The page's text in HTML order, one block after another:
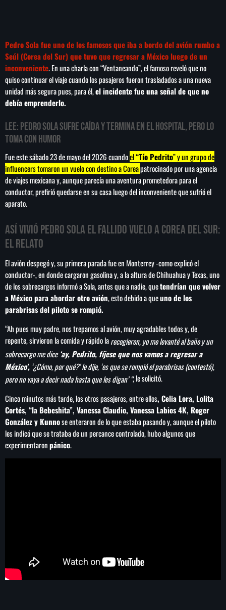
PROGRAMACIÓN keyboard_arrow_down
LOCUCIÓN (TALENTO AL AIRE)
RANKING
COMUNÍCATE
PUBLICIDAD
SEARCH
SEARCH
NOTAS
despojo de inmueble en la Del Valle
Liderazgo de la ONU: América Latina expone
planes de reforma
México vs Panamá Sub-20: dónde ver y a
qué hora es el partido del Premundial de la
Concacaf
Pedro Sola fue uno de los famosos que iba a bordo del avión rumbo a
Seúl (Corea del Sur) que tuvo que regresar a México luego de un
inconveniente. En una charla con “Ventaneando”, el famoso reveló que no
quiso continuar el viaje cuando los pasajeros fueron trasladados a una nueva
unidad más segura pues, para él,el incidente fue una señal de que no
debía emprenderlo.
LEE: Pedro Sola sufre caída y termina en el hospital, pero lo
toma con humor
Fue este sábado 23 de mayo del 2026 cuandoel“Tío Pedrito” y un grupo de
influencers tomaron un vuelo con destino a Coreapatrocinado por una agencia
de viajes mexicana y, aunque parecía una aventura prometedora para el
conductor, prefirió quedarse en su casa luego del inconveniente que sufrió el
aparato.
Así vivió Pedro Sola el fallido vuelo a Corea del Sur:
el relato
El avión despegó y, su primera parada fue en Monterrey -como explicó el
conductor-, en donde cargaron gasolina y, a la altura de Chihuahua y Texas, uno
de los sobrecargos informó a Sola, antes que a nadie, quetendrían que volver
a México para abordar otro avión, esto debido a queuno de los
parabrisas del piloto se rompió.
“Ah pues muy padre, nos trepamos al avión, muy agradables todos y, de
repente, sirvieron la comida y rápido larecogieron, yo me levanté al baño y un
sobrecargo me dice‘ay, Pedrito, fíjese que nos vamos a regresar a
México’, ‘¿Cómo, por qué?’ le dije, ‘es que se rompió el parabrisas (contestó),
pero no vaya a decir nada hasta que les digan’ “, le solicitó.
Cinco minutos más tarde, los otros pasajeros, entre ellos, Celia Lora, Lolita
Cortés, “la Bebeshita”, Vanessa Claudio, Vanessa Labios 4K, Roger
González y Kunnose enteraron de lo que estaba pasando y, aunque el piloto
les indicó que se trataba de un percance controlado, hubo algunos que
experimentaronpánico.